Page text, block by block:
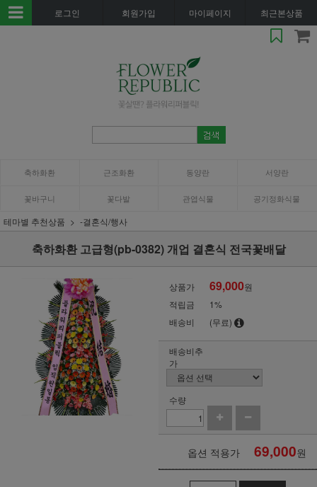
로그인 회원가입 마이페이지 최근본상품
축하화환 근조화환 동양란 서양란
꽃바구니 꽃다발 관엽식물 공기정화식물
테마별 추천상품 -결혼식/행사
축하화환 고급형(pb-0382) 개업 결혼식 전국꽃배달
상품가 69,000원
적립금
1%
배송비
(무료)
배송비추
가
수량
옵션 적용가 69,000원